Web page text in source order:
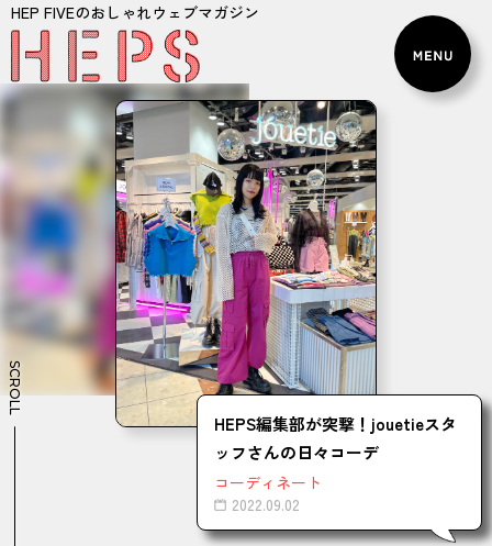
HEP FIVEのおしゃれウェブマガジン
HEPS編集部が突撃！jouetieスタ
ッフさんの日々コーデ
コーディネート
2022.09.02
SCROLL